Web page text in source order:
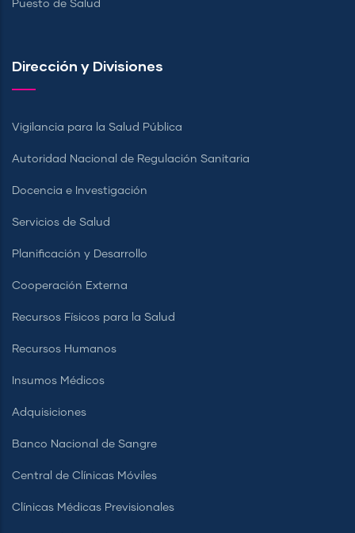
Puesto de Salud
Dirección y Divisiones
Vigilancia para la Salud Pública
Autoridad Nacional de Regulación Sanitaria
Docencia e Investigación
Servicios de Salud
Planificación y Desarrollo
Cooperación Externa
Recursos Físicos para la Salud
Recursos Humanos
Insumos Médicos
Adquisiciones
Banco Nacional de Sangre
Central de Clínicas Móviles
Clínicas Médicas Previsionales